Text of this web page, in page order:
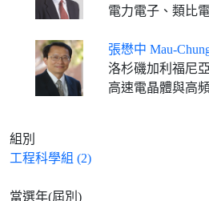
電力電子、類比電子、高頻
張懋中 Mau-
洛杉磯加利福尼亞大學電機工
高速電晶體與高
組別
工程科學組 (2)
當選年(屆別)